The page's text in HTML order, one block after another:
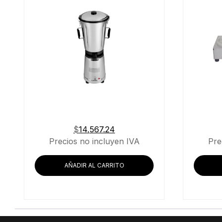
$14,567.24
Precios no incluyen IVA
AÑADIR AL CARRITO